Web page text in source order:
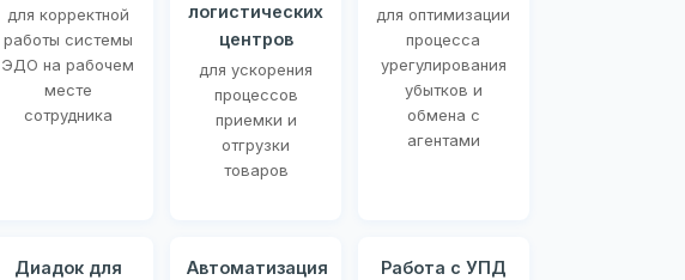
для корректной
работы системы
ЭДО на рабочем
месте
сотрудника
логистических
центров
для ускорения
процессов
приемки и
отгрузки
товаров
для оптимизации
процесса
урегулирования
убытков и
обмена с
агентами
Диадок для
Автоматизация
Работа с УПД